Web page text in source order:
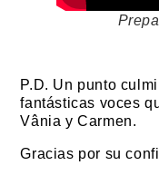
P.D. Un punto
fantásticas voces
Vânia y Carmen.
Gracias por su